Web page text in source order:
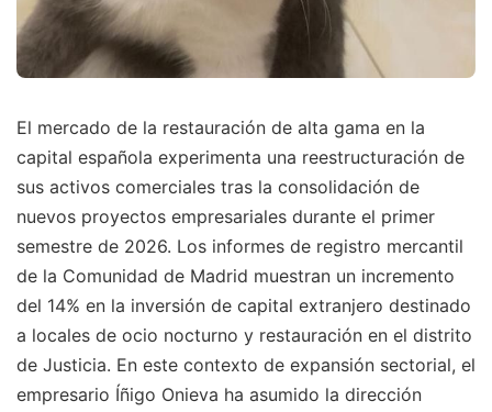
El mercado de la restauración de alta gama en la
capital española experimenta una reestructuración de
sus activos comerciales tras la consolidación de
nuevos proyectos empresariales durante el primer
semestre de 2026. Los informes de registro mercantil
de la Comunidad de Madrid muestran un incremento
del 14% en la inversión de capital extranjero destinado
a locales de ocio nocturno y restauración en el distrito
de Justicia. En este contexto de expansión sectorial, el
empresario Íñigo Onieva ha asumido la dirección